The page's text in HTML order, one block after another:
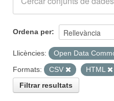
Ordena per
Llicències:
Open Data
Formats:
CSV HTML
Filtrar resultats